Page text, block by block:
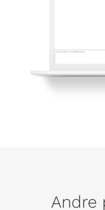
Andre